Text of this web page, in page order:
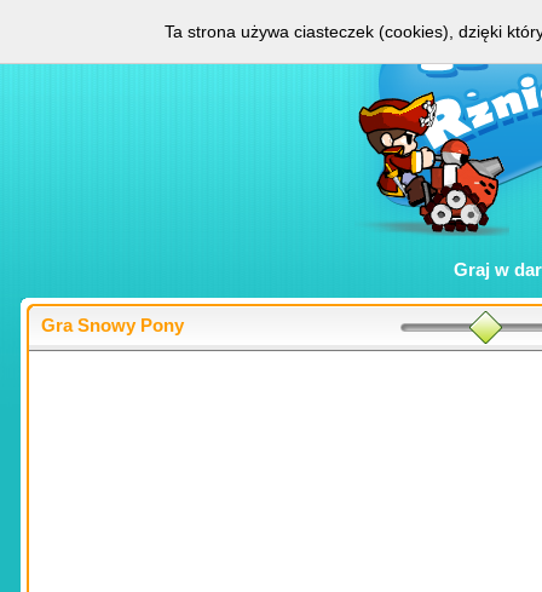
Graj w
Gra Snowy Pony
Ta strona używa ciasteczek (cookies), dzięki